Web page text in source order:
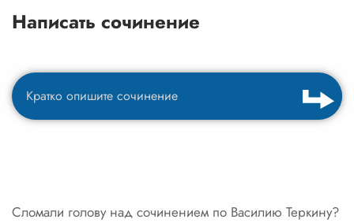
Написать сочинение
Сломали голову над сочинением по Василию Теркину?